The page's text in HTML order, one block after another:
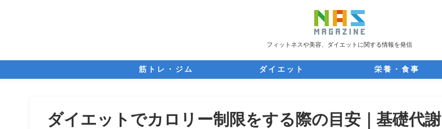
フィットネスや美容、ダイエットに関する情報を発信
筋トレ・ジム ダイエット 栄養・食事
ダイエットでカロリー制限をする際の目安｜基礎代謝